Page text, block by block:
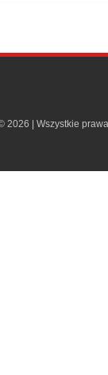
2026 | Wszystkie